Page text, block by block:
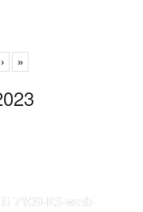
› »
7109-KS-web